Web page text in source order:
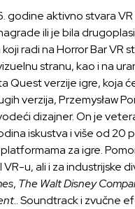
godine aktivno stvara
ili je bila
radi na Horror Bar VR
stranu, kao i na
Quest verzije igre, koja
verzija, Przemysław
dizajner. On je
iskustva i više od 20
za igre.
u, ali i za industrijske
, The Walt Disney
.. Soundtrack i zvučne